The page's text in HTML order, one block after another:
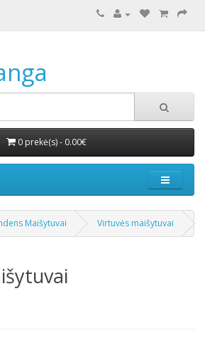
0 prekė(s) - 0.00€
Maišytuvai Virtuvės maišytuvai